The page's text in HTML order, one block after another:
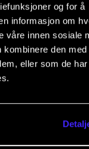
og for å
informasjon om
våre innen sosiale
den med
eller som de